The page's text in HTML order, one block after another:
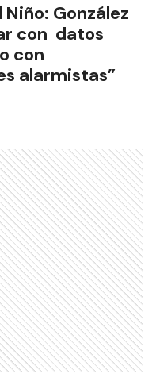
Niño: González
con datos
con
alarmistas”